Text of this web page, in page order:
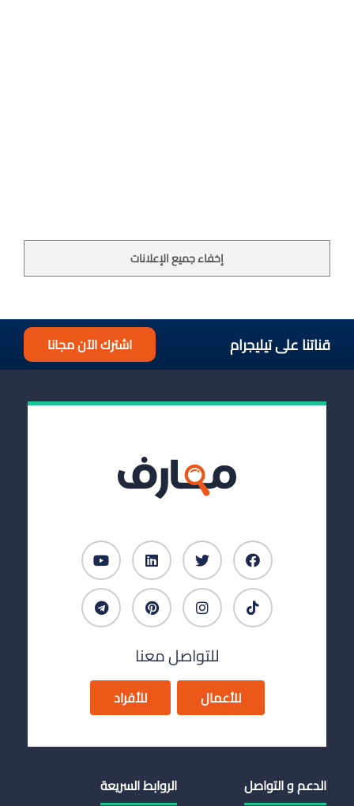
إخفاء جميع الإعلانات
قناتنا على تيليجرام اشترك الآن مجانا
للتواصل معنا
للأعمال للأفراد
الدعم و التواصل الروابط السريعة